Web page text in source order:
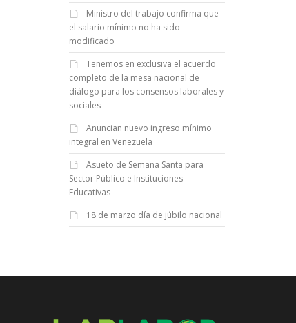
Ministro del trabajo confirma que
el salario mínimo no ha sido
modificado
Tenemos en exclusiva el acuerdo
completo de la mesa nacional de
diálogo para los consensos laborales y
sociales
Anuncian nuevo ingreso mínimo
integral en Venezuela
Asueto de Semana Santa para
Sector Público e Instituciones
Educativas
18 de marzo día de júbilo nacional